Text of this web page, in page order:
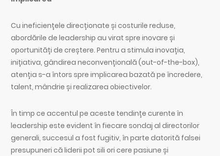
Cu ineficiențele direcționate și costurile reduse,
abordările de leadership au virat spre inovare și
oportunități de creștere. Pentru a stimula inovația,
inițiativa, gândirea neconvențională (out-of-the-box),
atenția s-a întors spre implicarea bazată pe încredere,
talent, mândrie și realizarea obiectivelor.
În timp ce accentul pe aceste tendințe curente în
leadership este evident în fiecare sondaj al directorilor
generali, succesul a fost fugitiv, în parte datorită falsei
presupuneri că liderii pot sili ori cere pasiune și